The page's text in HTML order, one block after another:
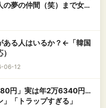
夢の仲間（笑）まで女だ
感』が限界突破
ある人はいるか？←「韓国
06-12
円」実は年2万6340円…
「トラップすぎる」